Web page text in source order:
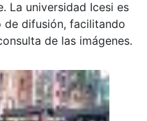
La universidad Icesi es
de difusión, facilitando
de las imágenes.